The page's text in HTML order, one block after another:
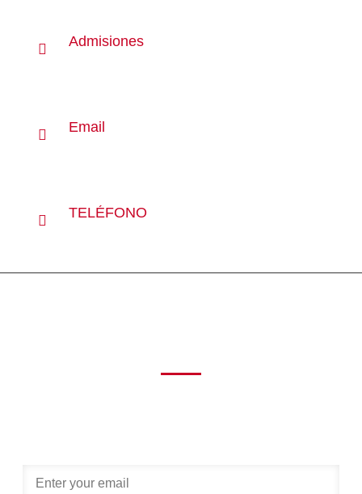
Admisiones
Email
TELÉFONO